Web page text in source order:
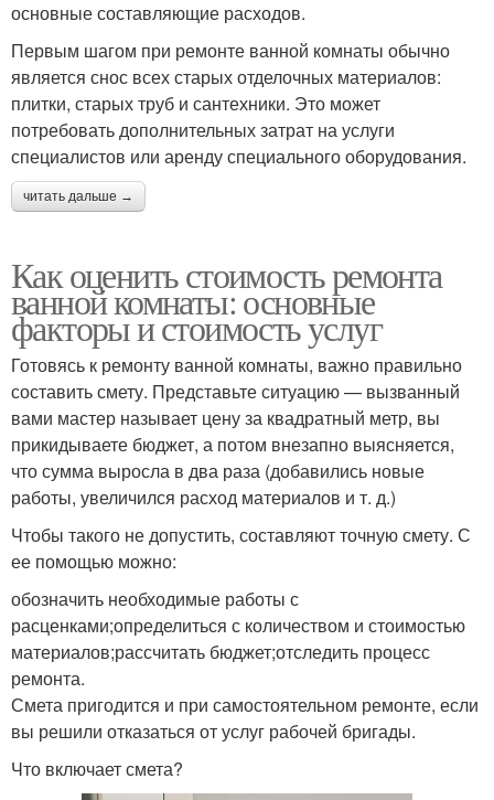
основные составляющие расходов.
Первым шагом при ремонте ванной комнаты обычно
является снос всех старых отделочных материалов:
плитки, старых труб и сантехники. Это может
потребовать дополнительных затрат на услуги
специалистов или аренду специального оборудования.
читать дальше →
Как оценить стоимость ремонта
ванной комнаты: основные
факторы и стоимость услуг
Готовясь к ремонту ванной комнаты, важно правильно
составить смету. Представьте ситуацию — вызванный
вами мастер называет цену за квадратный метр, вы
прикидываете бюджет, а потом внезапно выясняется,
что сумма выросла в два раза (добавились новые
работы, увеличился расход материалов и т. д.)
Чтобы такого не допустить, составляют точную смету. С
ее помощью можно:
обозначить необходимые работы с
расценками;определиться с количеством и стоимостью
материалов;рассчитать бюджет;отследить процесс
ремонта.
Смета пригодится и при самостоятельном ремонте, если
вы решили отказаться от услуг рабочей бригады.
Что включает смета?